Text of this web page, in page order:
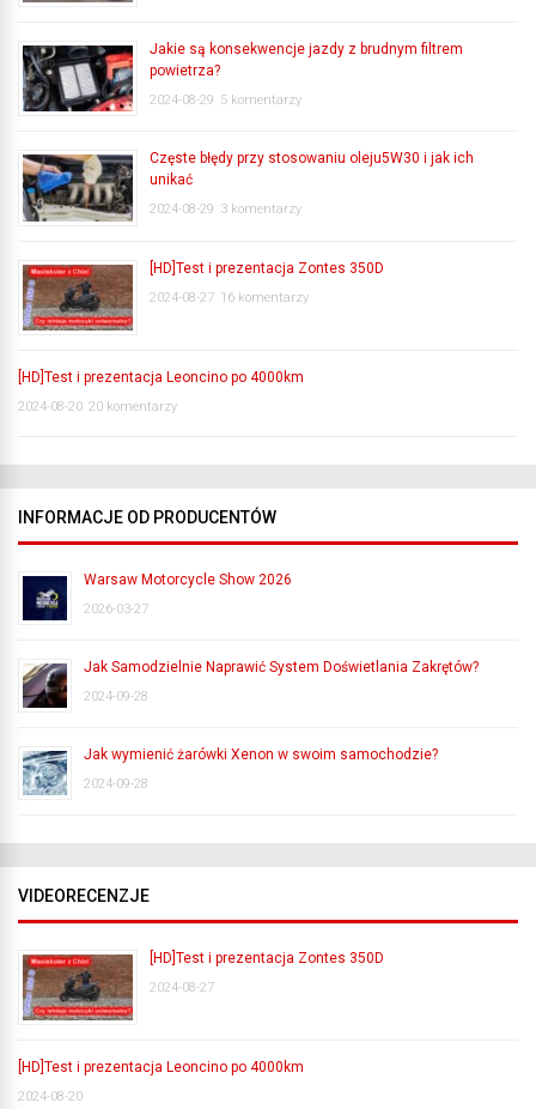
Jakie są konsekwencje jazdy z brudnym filtrem
powietrza?
2024-08-29 5 komentarzy
Częste błędy przy stosowaniu oleju5W30 i jak ich
unikać
2024-08-29 3 komentarzy
[HD]Test i prezentacja Zontes 350D
2024-08-27 16 komentarzy
[HD]Test i prezentacja Leoncino po 4000km
2024-08-20 20 komentarzy
INFORMACJE OD PRODUCENTÓW
Warsaw Motorcycle Show 2026
2026-03-27
Jak Samodzielnie Naprawić System Doświetlania Zakrętów?
2024-09-28
Jak wymienić żarówki Xenon w swoim samochodzie?
2024-09-28
VIDEORECENZJE
[HD]Test i prezentacja Zontes 350D
2024-08-27
[HD]Test i prezentacja Leoncino po 4000km
2024-08-20